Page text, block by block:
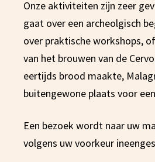
Onze aktiviteiten zijn zeer
gaat over een archeolgisch
over praktische workshops,
van het brouwen van de
eertijds brood maakte,
buitengewone plaats voor
Een bezoek wordt naar uw
volgens uw voorkeur